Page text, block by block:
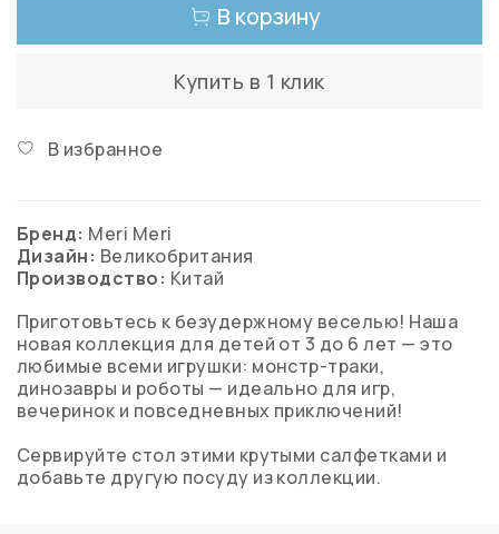
В корзину
Купить в 1 клик
В избранное
Бренд: Meri Meri
Дизайн: Великобритания
Производство: Китай
Приготовьтесь к безудержному веселью! Наша
новая коллекция для детей от 3 до 6 лет — это
любимые всеми игрушки: монстр-траки,
динозавры и роботы — идеально для игр,
вечеринок и повседневных приключений!
Сервируйте стол этими крутыми салфетками и
добавьте другую посуду из коллекции.